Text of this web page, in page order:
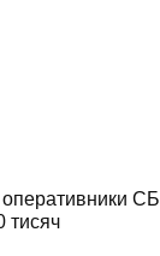
оперативники СБ
тисяч